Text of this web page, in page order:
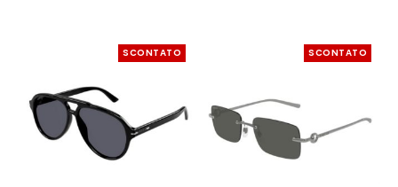
SCONTATO SCONTATO